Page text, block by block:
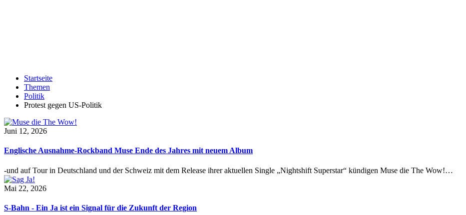
Startseite
Themen
Politik
Protest gegen US-Politik
Juni 12, 2026
Englische Ausnahme-Rockband Muse Ende des Jahres mit neuem Album
-und auf Tour in Deutschland und der Schweiz mit dem Release ihrer aktuellen Single „Nightshift Superstar“ kündigen Muse die The Wow!…
Mai 22, 2026
S-Bahn - Ein Ja ist ein Signal für die Zukunft der Region